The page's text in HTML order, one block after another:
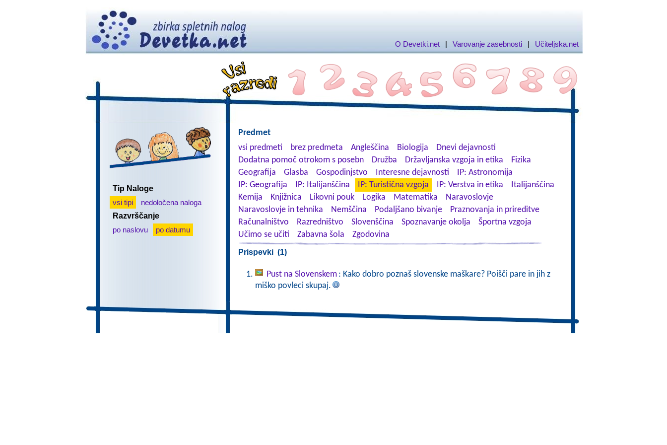
O Devetki.net | Varovanje zasebnosti | Učiteljska.net
Tip Naloge
vsi tipi
nedoločena naloga
Razvrščanje
po naslovu
po datumu
Predmet
vsi predmeti
brez predmeta Angleščina Biologija
Dnevi dejavnosti
Dodatna pomoč otrokom s posebn
Družba Državljanska vzgoja in etika
Fizika
Geografija
Glasba Gospodinjstvo Interesne dejavnosti
IP: Astronomija
IP: Geografija
IP: Italijanščina IP: Turistična vzgoja IP: Verstva in etika
Italijanščina
Kemija
Knjižnica Likovni pouk Logika Matematika
Naravoslovje
Naravoslovje in tehnika
Nemščina Podaljšano bivanje
Praznovanja in prireditve
Računalništvo
Razredništvo Slovenščina Spoznavanje okolja
Športna vzgoja
Učimo se učiti
Zabavna šola Zgodovina
Prispevki (1)
Pust na Slovenskem : Kako dobro poznaš slovenske maškare? Poišči pare in jih z
miško povleci skupaj.